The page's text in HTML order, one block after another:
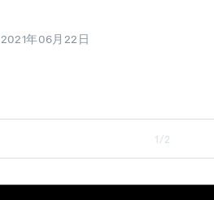
2021年06月22日
1/2